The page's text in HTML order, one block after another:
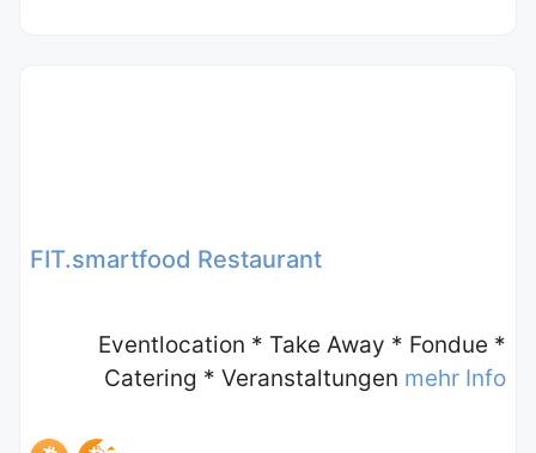
FIT.smartfood Restaurant
Eventlocation * Take Away * Fondue *
Catering * Veranstaltungen mehr Info